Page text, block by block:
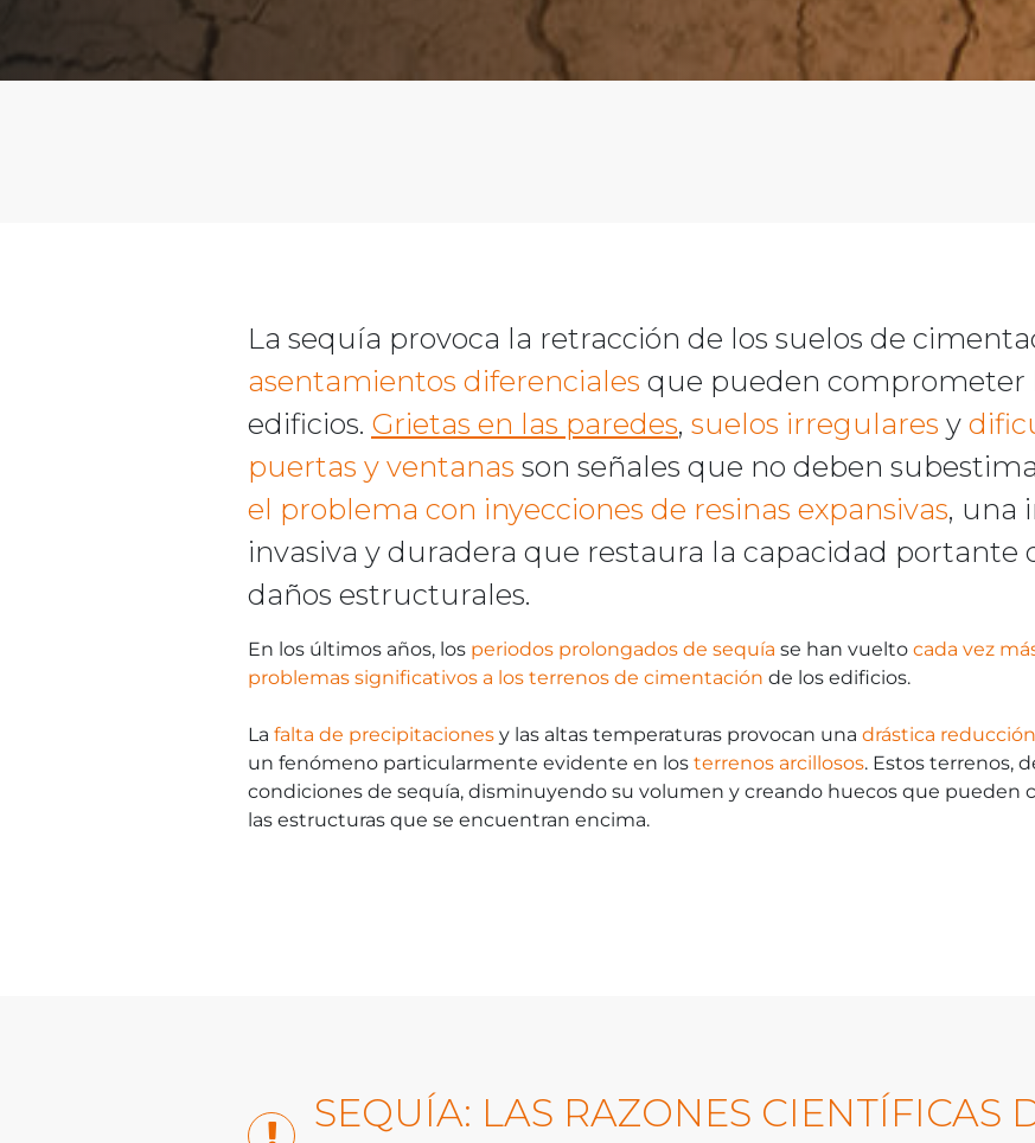
La sequía provoca la retracción de los suelos de
asentamientos diferenciales que pueden comprometer
edificios. Grietas en las paredes, suelos irregulares y
puertas y ventanas son señales que no deben
el problema con inyecciones de resinas expansivas, una
invasiva y duradera que restaura la capacidad portante
daños estructurales.
En los últimos años, los periodos prolongados de sequía se han vuelto cada vez
problemas significativos a los terrenos de cimentación de los edificios.
La falta de precipitaciones y las altas temperaturas provocan una drástica
un fenómeno particularmente evidente en los terrenos arcillosos. Estos terrenos,
condiciones de sequía, disminuyendo su volumen y creando huecos que pueden
las estructuras que se encuentran encima.
SEQUÍA: LAS RAZONES CIENTÍFICAS